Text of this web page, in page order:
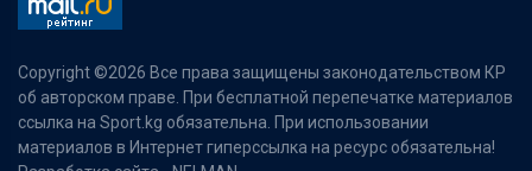
Copyright ©2026 Все права защищены законодательством КР
об авторском праве. При бесплатной перепечатке материалов
ссылка на Sport.kg обязательна. При использовании
материалов в Интернет гиперссылка на ресурс обязательна!